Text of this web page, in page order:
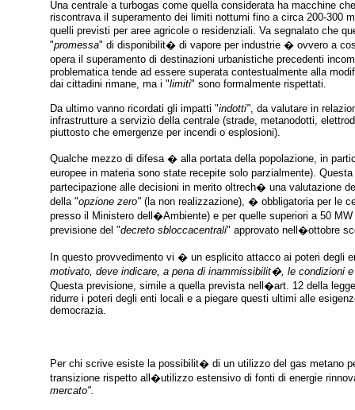
Una centrale a turbogas come quella considerata ha macchine
riscontrava il superamento dei limiti notturni fino a circa 200-300
quelli previsti per aree agricole o residenziali. Va segnalato che
"promessa" di disponibilit� di vapore per industrie � ovvero a
opera il superamento di destinazioni urbanistiche precedenti
problematica tende ad essere superata contestualmente alla
dai cittadini rimane, ma i "limiti" sono formalmente rispettati.
Da ultimo vanno ricordati gli impatti "indotti", da valutare in
infrastrutture a servizio della centrale (strade, metanodotti,
piuttosto che emergenze per incendi o esplosioni).
Qualche mezzo di difesa � alla portata della popolazione, in
europee in materia sono state recepite solo parzialmente).
partecipazione alle decisioni in merito oltrech� una valutazione
della "opzione zero"(la non realizzazione), � obbligatoria per le
presso il Ministero dell�Ambiente) e per quelle superiori a 50
previsione del "decreto sbloccacentrali" approvato nell�ottobre
In questo provvedimento vi � un esplicito attacco ai poteri degli
motivato, deve indicare, a pena di inammissibilit�, le condizioni
Questa previsione, simile a quella prevista nell�art. 12 della
ridurre i poteri degli enti locali e a piegare questi ultimi alle
democrazia.
Per chi scrive esiste la possibilit� di un utilizzo del gas metano
transizione rispetto all�utilizzo estensivo di fonti di energie
mercato".